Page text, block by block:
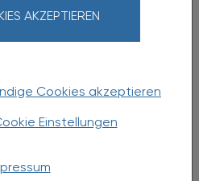
AKZEPTIEREN
Cookies akzeptieren
Einstellungen
Uhr EVENTS
& Heilpflanzen